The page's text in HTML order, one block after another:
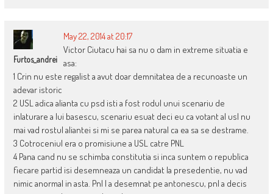
Furtos_andrei
May 22, 2014 at 20:17
Victor Ciutacu hai sa nu o dam in extreme situatia e
asa:
1 Crin nu este regalist a avut doar demnitatea de a recunoaste un
adevar istoric
2 USL adica alianta cu psd isti a fost rodul unui scenariu de
inlaturare a lui basescu, scenariu esuat deci eu ca votant al usl nu
mai vad rostul aliantei si mi se parea natural ca ea sa se destrame.
3 Cotroceniul era o promisiune a USL catre PNL
4 Pana cand nu se schimba constitutia si inca suntem o republica
fiecare partid isi desemneaza un candidat la presedentie, nu vad
nimic anormal in asta. Pnl l a desemnat pe antonescu, pnl a decis